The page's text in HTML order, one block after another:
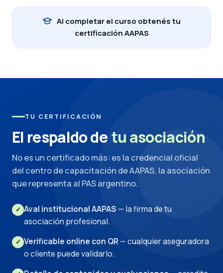
Al completar el curso obtenés tu
certificación AAPAS
TU CERTIFICACIÓN
El respaldo detu asociación
No es un certificado más: es la credencial oficial
del centro de capacitación de AAPAS, la asociación
que representa al PAS argentino.
✓ Aval institucional AAPAS — la firma de tu
asociación profesional.
✓ Verificable online con QR — cualquier aseguradora
o cliente puede validarlo.